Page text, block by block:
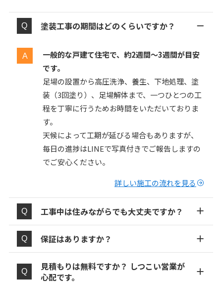
塗装工事の期間はどのくらいですか？
一般的な戸建て住宅で、約2週間〜3週間が目安
です。
足場の設置から高圧洗浄、養生、下地処理、塗
装（3回塗り）、足場解体まで、一つひとつの工
程を丁寧に行うためお時間をいただいておりま
す。
天候によって工期が延びる場合もありますが、
毎日の進捗はLINEで写真付きでご報告しますの
でご安心ください。
詳しい施工の流れを見る
工事中は住みながらでも大丈夫ですか？
保証はありますか？
見積もりは無料ですか？ しつこい営業が
心配です。